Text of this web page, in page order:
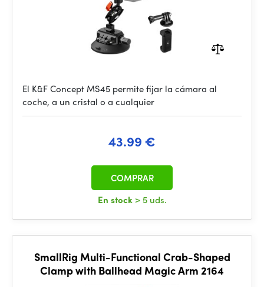
El K&F Concept MS45 permite fijar la cámara al
coche, a un cristal o a cualquier
43.99 €
En stock > 5 uds.
COMPRAR
SmallRig Multi-Functional Crab-Shaped
Clamp with Ballhead Magic Arm 2164